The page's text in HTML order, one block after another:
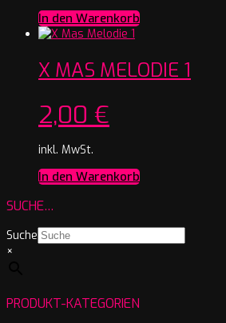
In den Warenkorb
X MAS MELODIE 1
2,00 €
inkl. MwSt.
In den Warenkorb
SUCHE…
Suche
×
PRODUKT-KATEGORIEN